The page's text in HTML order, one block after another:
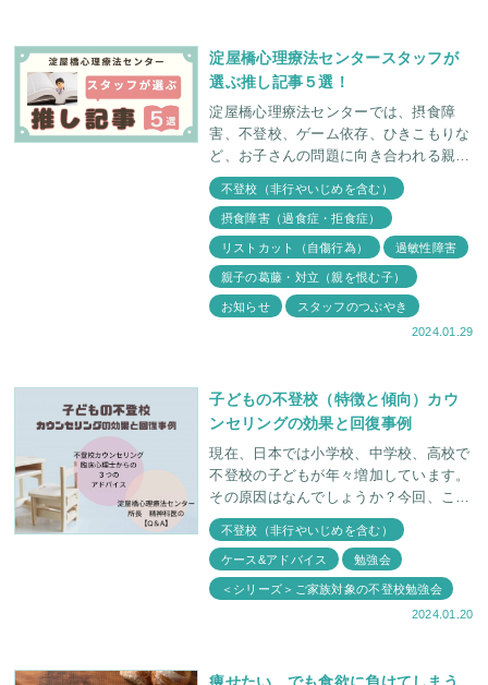
淀屋橋心理療法センタースタッフが
選ぶ推し記事５選！
淀屋橋心理療法センターでは、摂食障
害、不登校、ゲーム依存、ひきこもりな
ど、お子さんの問題に向き合われる親御
さんにとって有意義な記事をと、カウン
セラーとスタッフが日々会議を行い定期
的に掲載しています。
不登校（非行やいじめを含む）
摂食障害（過食症・拒食症）
リストカット（自傷行為） 過敏性障害
親子の葛藤・対立（親を恨む子）
お知らせ
スタッフのつぶやき
2024.01.29
子どもの不登校（特徴と傾向）カウ
ンセリングの効果と回復事例
現在、日本では小学校、中学校、高校で
不登校の子どもが年々増加しています。
その原因はなんでしょうか？今回、この
記事では、不登校になりやすいお子さん
の特徴やチェックリスト、カウンセリン
グによる回復事例をご
不登校（非行やいじめを含む）
ケース&アドバイス 勉強会
＜シリーズ＞ご家族対象の不登校勉強会
2024.01.20
痩せたい、でも食欲に負けてしまう